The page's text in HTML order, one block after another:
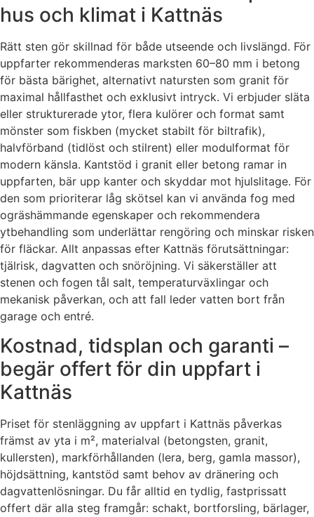
hus och klimat i Kattnäs
Rätt sten gör skillnad för både utseende och livslängd. För
uppfarter rekommenderas marksten 60–80 mm i betong
för bästa bärighet, alternativt natursten som granit för
maximal hållfasthet och exklusivt intryck. Vi erbjuder släta
eller strukturerade ytor, flera kulörer och format samt
mönster som fiskben (mycket stabilt för biltrafik),
halvförband (tidlöst och stilrent) eller modulformat för
modern känsla. Kantstöd i granit eller betong ramar in
uppfarten, bär upp kanter och skyddar mot hjulslitage. För
den som prioriterar låg skötsel kan vi använda fog med
ogräshämmande egenskaper och rekommendera
ytbehandling som underlättar rengöring och minskar risken
för fläckar. Allt anpassas efter Kattnäs förutsättningar:
tjälrisk, dagvatten och snöröjning. Vi säkerställer att
stenen och fogen tål salt, temperaturväxlingar och
mekanisk påverkan, och att fall leder vatten bort från
garage och entré.
Kostnad, tidsplan och garanti –
begär offert för din uppfart i
Kattnäs
Priset för stenläggning av uppfart i Kattnäs påverkas
främst av yta i m², materialval (betongsten, granit,
kullersten), markförhållanden (lera, berg, gamla massor),
höjdsättning, kantstöd samt behov av dränering och
dagvattenlösningar. Du får alltid en tydlig, fastprissatt
offert där alla steg framgår: schakt, bortforsling, bärlager,